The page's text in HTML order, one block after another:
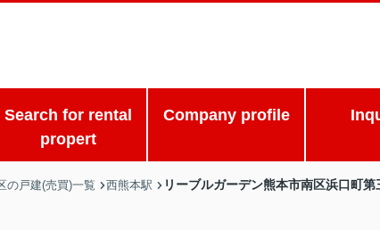
Search for rental
propert
Company profile
の戸建(売買)一覧 西熊本駅 リーブルガーデン熊本市南区浜口町第